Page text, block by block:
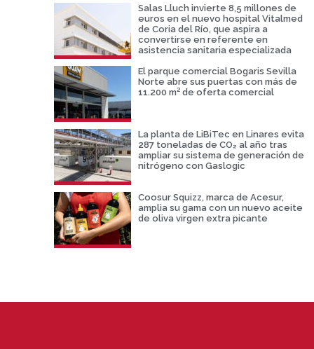
Salas Lluch invierte 8,5 millones de
euros en el nuevo hospital Vitalmed
de Coria del Río, que aspira a
convertirse en referente en
asistencia sanitaria especializada
El parque comercial Bogaris Sevilla
Norte abre sus puertas con más de
11.200 m² de oferta comercial
La planta de LiBiTec en Linares evita
287 toneladas de CO₂ al año tras
ampliar su sistema de generación de
nitrógeno con Gaslogic
Coosur Squizz, marca de Acesur,
amplia su gama con un nuevo aceite
de oliva virgen extra picante